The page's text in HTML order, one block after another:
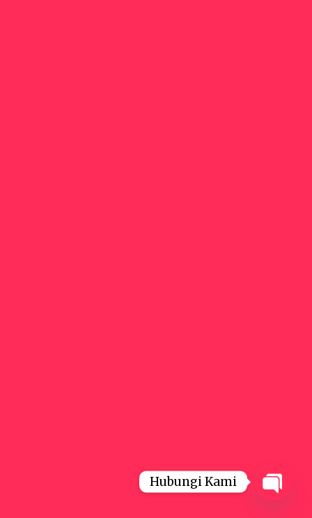
Hubungi Kami